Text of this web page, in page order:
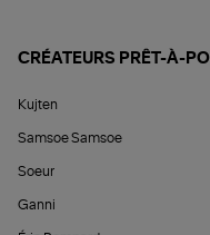
CRÉATEURS PRÊT-À-
Kujten
Samsoe Samsoe
Soeur
Ganni